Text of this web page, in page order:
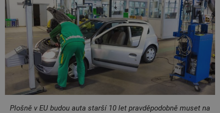
Plošně v EU budou auta starší 10 let pravděpodobně muset na